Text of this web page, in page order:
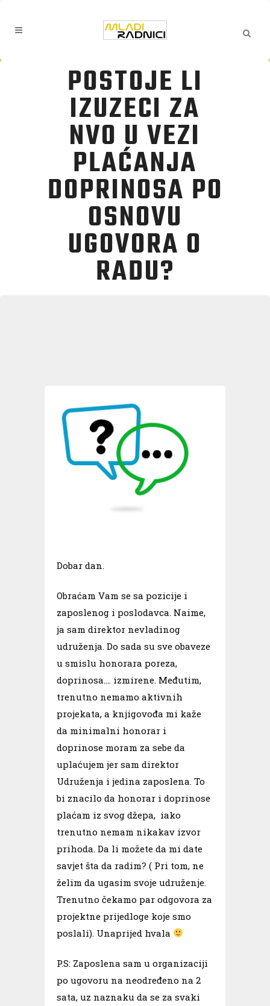
POSTOJE LI
IZUZECI ZA
NVO U VEZI
PLAĆANJA
DOPRINOSA PO
OSNOVU
UGOVORA O
RADU?
Dobar dan.
Obraćam Vam se sa pozicije i
zaposlenog i poslodavca. Naime,
ja sam direktor nevladinog
udruženja. Do sada su sve obaveze
u smislu honorara poreza,
doprinosa…. izmirene. Međutim,
trenutno nemamo aktivnih
projekata, a knjigovođa mi kaže
da minimalni honorar i
doprinose moram za sebe da
uplaćujem jer sam direktor
Udruženja i jedina zaposlena. To
bi znacilo da honorar i doprinose
plaćam iz svog džepa, iako
trenutno nemam nikakav izvor
prihoda. Da li možete da mi date
savjet šta da radim? ( Pri tom, ne
želim da ugasim svoje udruženje.
Trenutno čekamo par odgovora za
projektne prijedloge koje smo
poslali). Unaprijed hvala
P.S: Zaposlena sam u organizaciji
po ugovoru na neodređeno na 2
sata, uz naznaku da se za svaki